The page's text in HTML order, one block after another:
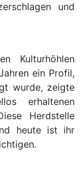
und
Kulturhöhlen
ein Profil,
wurde, zeigte
erhaltenen
Herdstelle
heute ist ihr